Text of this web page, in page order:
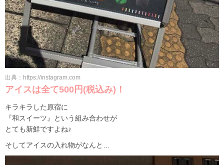
出典：https://instagram.com
アイスは全て500円(税込み)！
キラキラした原宿に
『和スイーツ』という組み合わせが
とても新鮮ですよね♪
そしてアイスの入れ物がなんと…